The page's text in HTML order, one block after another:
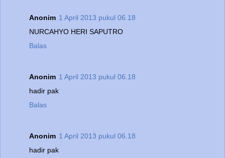
Anonim 1 April 2013 pukul 06.18
NURCAHYO HERI SAPUTRO
Balas
Anonim 1 April 2013 pukul 06.18
hadir pak
Balas
Anonim 1 April 2013 pukul 06.18
hadir pak